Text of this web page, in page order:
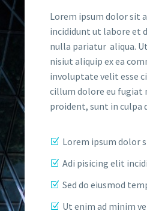
Lorem ipsum dolor sit
incididunt ut labore et
nulla pariatur aliqua.
nisiut aliquip ex ea
involuptate velit esse
cillum dolore eu fugiat
proident, sunt in culpa
Lorem ipsum dolor
Adi pisicing elit
Sed do eiusmod
Ut enim ad minim